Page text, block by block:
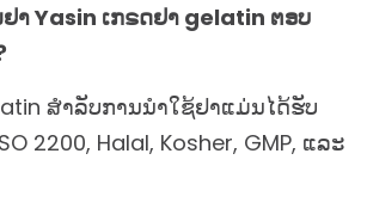
າ Yasin ເກຣດຢາ gelatin ຕອບ
ສໍາລັບການນໍາໃຊ້ຢາແມ່ນໄດ້ຮັບ
2200, Halal, Kosher, GMP, ແລະ